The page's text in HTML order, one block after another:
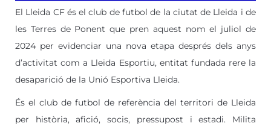
El Lleida CF és el club de futbol de la ciutat de Lleida i de
les Terres de Ponent que pren aquest nom el juliol de
2024 per evidenciar una nova etapa després dels anys
d’activitat com a Lleida Esportiu, entitat fundada rere la
desaparició de la Unió Esportiva Lleida.
És el club de futbol de referència del territori de Lleida
per història, afició, socis, pressupost i estadi. Milita